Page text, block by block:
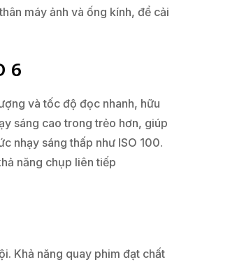
máy ảnh và ống kính, để cải
6
và tốc độ đọc nhanh, hữu
sáng cao trong trẻo hơn, giúp
nhạy sáng thấp như ISO 100.
năng chụp liên tiếp
Khả năng quay phim đạt chất